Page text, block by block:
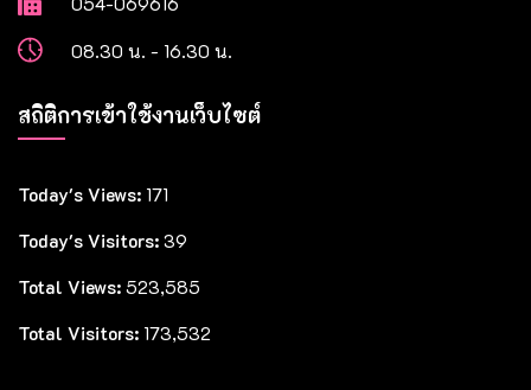
08.30 น. - 16.30 น.
สถิติการเข้าใช้งานเว็บไซต์
Today's Views: 171
Today's Visitors: 39
Total Views: 523,585
Total Visitors: 173,532